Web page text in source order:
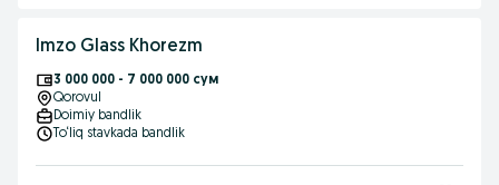
Imzo Glass Khorezm
3 000 000 - 7 000 000 сум
Qorovul
Doimiy bandlik
To‘liq stavkada bandlik